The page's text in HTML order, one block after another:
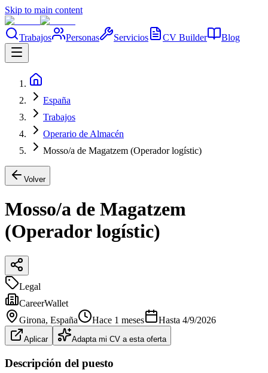
Skip to main content
Trabajos Personas Servicios CV Builder Blog
España
Trabajos
Operario de Almacén
Mosso/a de Magatzem (Operador logístic)
Volver
Mosso/a de Magatzem
(Operador logístic)
Legal
CareerWallet
Girona, España Hace 1 meses Hasta 4/9/2026
Aplicar Adapta mi CV a esta oferta
Descripción del puesto